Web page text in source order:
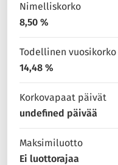
Nimelliskorko
8,50 %
Todellinen vuosikorko
14,48 %
Korkovapaat päivät
undefined päivää
Maksimiluotto
Ei luottorajaa